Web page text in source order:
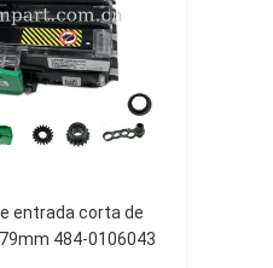
entrada corta de
484-0106043